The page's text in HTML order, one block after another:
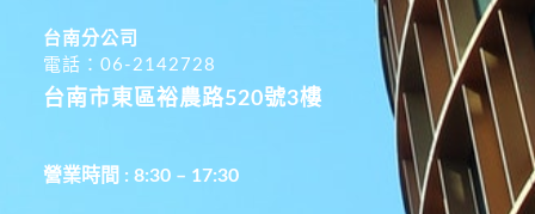
台南分公司
電話：06-2142728
台南市東區裕農路520號3樓
營業時間 : 8:30 – 17:30